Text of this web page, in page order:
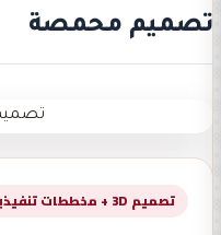
تصميم محمصة
تصميم 3D + مخططات تنفيذية